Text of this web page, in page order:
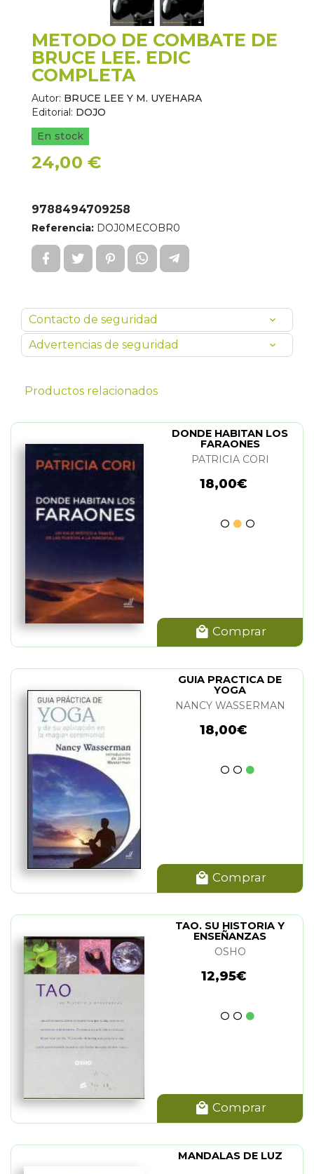
METODO DE COMBATE DE
BRUCE LEE. EDIC
COMPLETA
Autor: BRUCE LEE Y M. UYEHARA
Editorial: DOJO
En stock
24,00 €
9788494709258
Referencia: DOJ0MECOBR0
Contacto de seguridad
Advertencias de seguridad
Productos relacionados
DONDE HABITAN LOS
FARAONES
PATRICIA CORI
18,00€
Comprar
GUIA PRACTICA DE
YOGA
NANCY WASSERMAN
18,00€
Comprar
TAO. SU HISTORIA Y
ENSEÑANZAS
OSHO
12,95€
Comprar
MANDALAS DE LUZ